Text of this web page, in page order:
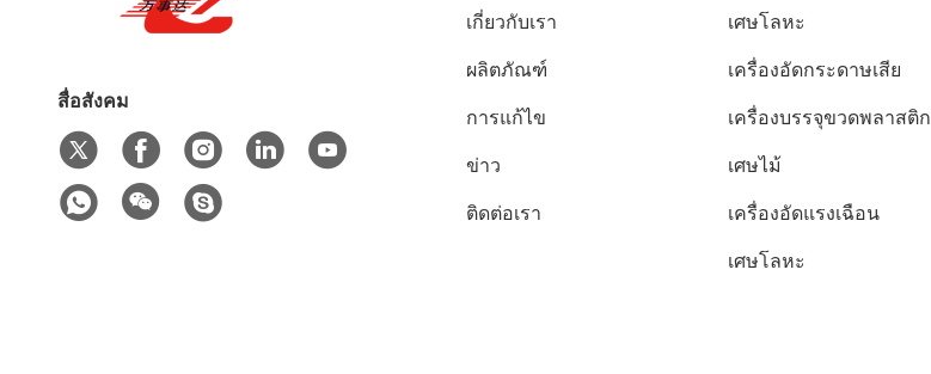
สื่อสังคม
เกี่ยวกับเรา
ผลิตภัณฑ์
การแก้ไข
ข่าว
ติดต่อเรา
เศษโลหะ
เครื่องอัดกระดาษเสีย
เครื่องบรรจุขวดพลาสติก
เศษไม้
เครื่องอัดแรงเฉือน
เศษโลหะ